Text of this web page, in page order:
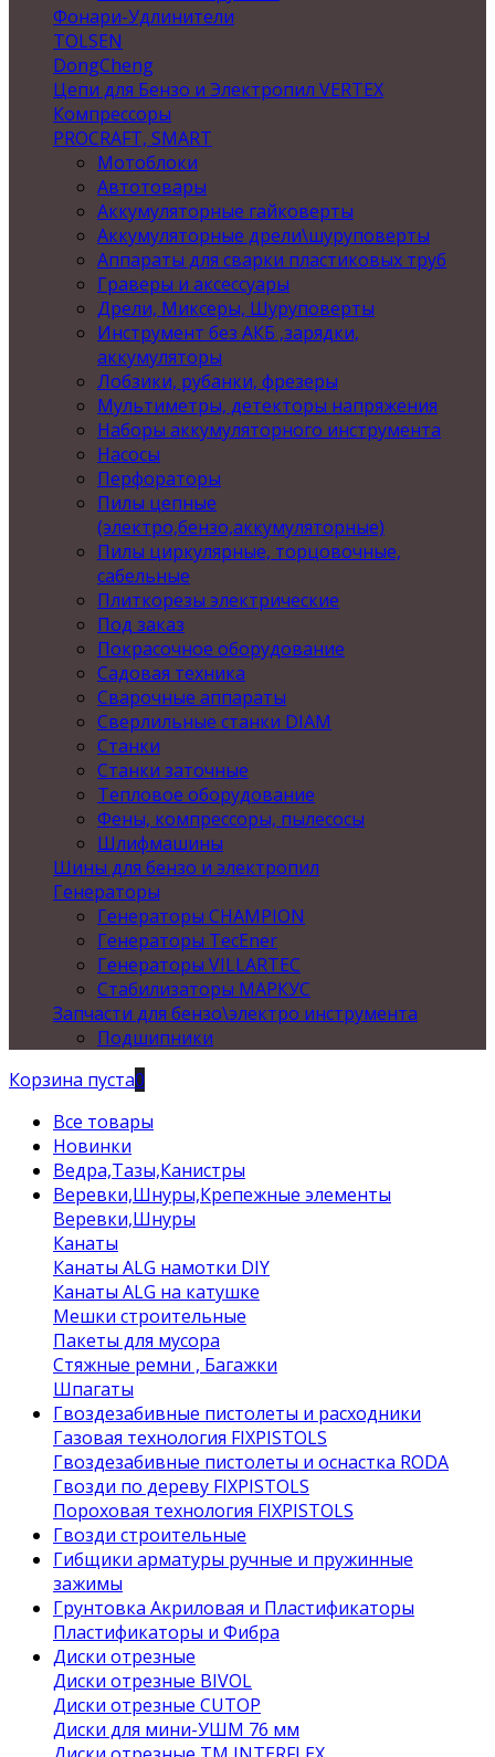
Фонари-Удлинители
TOLSEN
DongCheng
Цепи для Бензо и Электропил VERTEX
Компрессоры
PROCRAFT, SMART
Мотоблоки
Автотовары
Аккумуляторные гайковерты
Аккумуляторные дрели\шуруповерты
Аппараты для сварки пластиковых труб
Граверы и аксессуары
Дрели, Миксеры, Шуруповерты
Инструмент без АКБ ,зарядки,
аккумуляторы
Лобзики, рубанки, фрезеры
Мультиметры, детекторы напряжения
Наборы аккумуляторного инструмента
Насосы
Перфораторы
Пилы цепные
(электро,бензо,аккумуляторные)
Пилы циркулярные, торцовочные,
сабельные
Плиткорезы электрические
Под заказ
Покрасочное оборудование
Садовая техника
Сварочные аппараты
Сверлильные станки DIAM
Станки
Станки заточные
Тепловое оборудование
Фены, компрессоры, пылесосы
Шлифмашины
Шины для бензо и электропил
Генераторы
Генераторы CHAMPION
Генераторы TecEner
Генераторы VILLARTEC
Стабилизаторы МАРКУС
Запчасти для бензо\электро инструмента
Подшипники
Корзина пуста0
Все товары
Новинки
Ведра,Тазы,Канистры
Веревки,Шнуры,Крепежные элементы
Веревки,Шнуры
Канаты
Канаты ALG намотки DIY
Канаты ALG на катушке
Мешки строительные
Пакеты для мусора
Стяжные ремни , Багажки
Шпагаты
Гвоздезабивные пистолеты и расходники
Газовая технология FIXPISTOLS
Гвоздезабивные пистолеты и оснастка RODA
Гвозди по дереву FIXPISTOLS
Пороховая технология FIXPISTOLS
Гвозди строительные
Гибщики арматуры ручные и пружинные
зажимы
Грунтовка Акриловая и Пластификаторы
Пластификаторы и Фибра
Диски отрезные
Диски отрезные BIVOL
Диски отрезные CUTOP
Диски для мини-УШМ 76 мм